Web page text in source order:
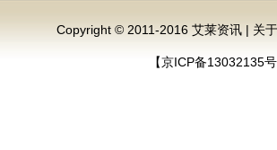
Copyright © 2011-2016 艾莱资讯 | 关
【京ICP备13032135